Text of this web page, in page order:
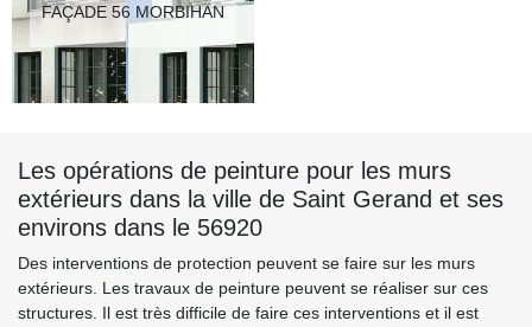
FAÇADE 56 MORBIHAN
Les opérations de peinture pour les murs
extérieurs dans la ville de Saint Gerand et ses
environs dans le 56920
Des interventions de protection peuvent se faire sur les murs
extérieurs. Les travaux de peinture peuvent se réaliser sur ces
structures. Il est très difficile de faire ces interventions et il est